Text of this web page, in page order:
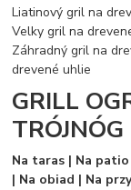
Liatinový gril na
Velky gril na
Záhradný gril na
drevené uhlie
GRILL
Na taras | Na
| Na obiad | Na